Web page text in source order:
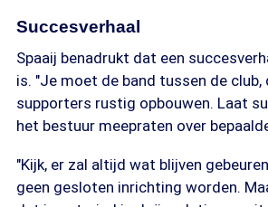
Succesverhaal
Spaaij benadrukt dat een
is. "Je moet de band tussen de club,
supporters rustig opbouwen. Laat
het bestuur meepraten over
"Kijk, er zal altijd wat blijven
geen gesloten inrichting worden.